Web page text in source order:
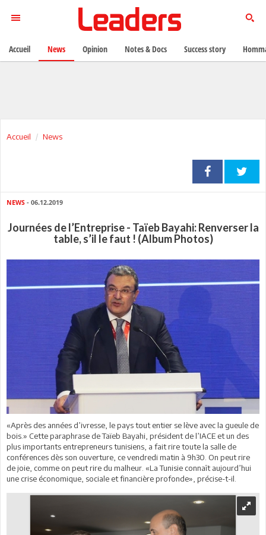
Accueil News
NEWS - 06.12.2019
Journées de l’Entreprise - Taïeb Bayahi: Renverser la
table, s’il le faut ! (Album Photos)
«Après des années d’ivresse, le pays tout entier se lève avec la gueule de
bois.» Cette paraphrase de Taïeb Bayahi, président de l’IACE et un des
plus importants entrepreneurs tunisiens, a fait rire toute la salle de
conférences dès son ouverture, ce vendredi matin à 9h30. On peut rire
de joie, comme on peut rire du malheur. «La Tunisie connaît aujourd’hui
une crise économique, sociale et financière profonde», précise-t-il.
Accueil News Opinion Notes & Docs Success story